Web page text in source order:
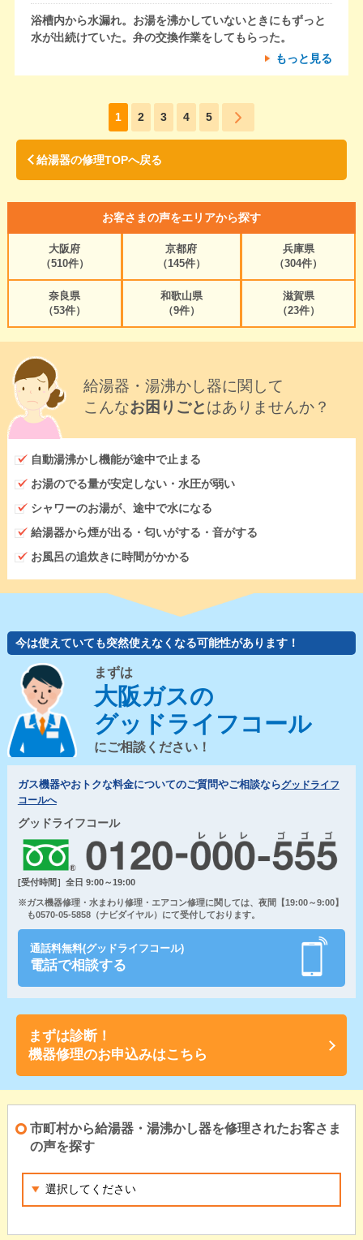
浴槽内から水漏れ。お湯を沸かしていないときにもずっと
水が出続けていた。弁の交換作業をしてもらった。
もっと見る
1 2 3 4 5
給湯器の修理TOPへ戻る
お客さまの声をエリアから探す
大阪府
（510件）
京都府
（145件）
兵庫県
（304件）
奈良県
（53件）
和歌山県
（9件）
滋賀県
（23件）
給湯器・湯沸かし器に関して
こんなお困りごとはありませんか？
自動湯沸かし機能が途中で止まる
お湯のでる量が安定しない・水圧が弱い
シャワーのお湯が、途中で水になる
給湯器から煙が出る・匂いがする・音がする
お風呂の追炊きに時間がかかる
今は使えていても突然使えなくなる可能性があります！
まずは
大阪ガスの
グッドライフコール
にご相談ください！
ガス機器やおトクな料金についてのご質問やご相談ならグッドライフ
コールへ
グッドライフコール
[受付時間］全日 9:00～19:00
※ガス機器修理・水まわり修理・エアコン修理に関しては、夜間【19:00～9:00】
も0570-05-5858（ナビダイヤル）にて受付しております。
通話料無料(グッドライフコール)
電話で相談する
まずは診断！
機器修理のお申込みはこちら
市町村から給湯器・湯沸かし器を修理されたお客さま
の声を探す